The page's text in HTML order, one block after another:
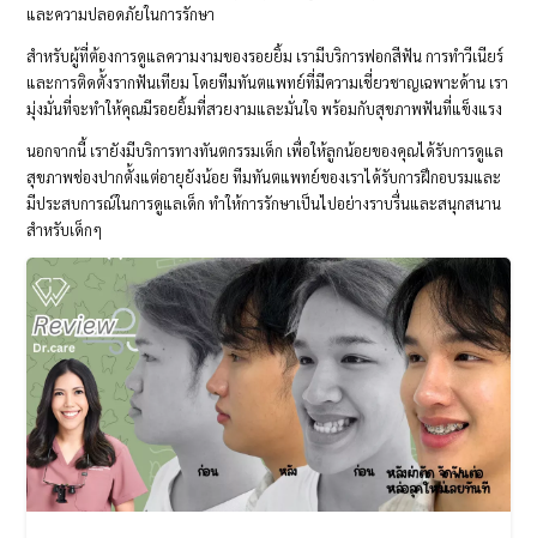
และความปลอดภัยในการรักษา
สำหรับผู้ที่ต้องการดูแลความงามของรอยยิ้ม เรามีบริการฟอกสีฟัน การทำวีเนียร์
และการติดตั้งรากฟันเทียม โดยทีมทันตแพทย์ที่มีความเชี่ยวชาญเฉพาะด้าน เรา
มุ่งมั่นที่จะทำให้คุณมีรอยยิ้มที่สวยงามและมั่นใจ พร้อมกับสุขภาพฟันที่แข็งแรง
นอกจากนี้ เรายังมีบริการทางทันตกรรมเด็ก เพื่อให้ลูกน้อยของคุณได้รับการดูแล
สุขภาพช่องปากตั้งแต่อายุยังน้อย ทีมทันตแพทย์ของเราได้รับการฝึกอบรมและ
มีประสบการณ์ในการดูแลเด็ก ทำให้การรักษาเป็นไปอย่างราบรื่นและสนุกสนาน
สำหรับเด็กๆ